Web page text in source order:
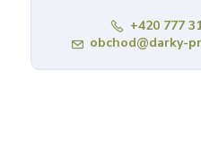
+420 777
obchod@darky-